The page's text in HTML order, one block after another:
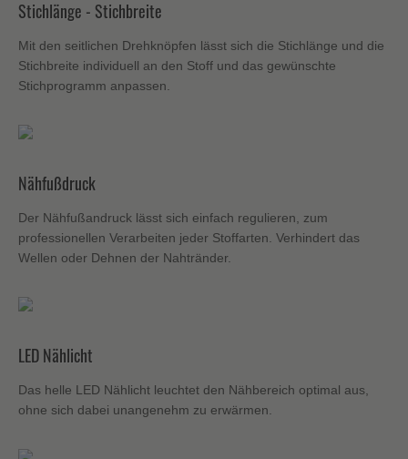
Stichlänge - Stichbreite
Mit den seitlichen Drehknöpfen lässt sich die Stichlänge und die
Stichbreite individuell an den Stoff und das gewünschte
Stichprogramm anpassen.
Nähfußdruck
Der Nähfußandruck lässt sich einfach regulieren, zum
professionellen Verarbeiten jeder Stoffarten. Verhindert das
Wellen oder Dehnen der Nahtränder.
LED Nählicht
Das helle LED Nählicht leuchtet den Nähbereich optimal aus,
ohne sich dabei unangenehm zu erwärmen.